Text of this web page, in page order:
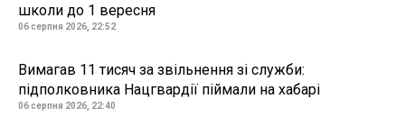
школи до 1 вересня
06 серпня 2026, 22:52
Вимагав 11 тисяч за звільнення зі служби:
підполковника Нацгвардії піймали на хабарі
06 серпня 2026, 22:40